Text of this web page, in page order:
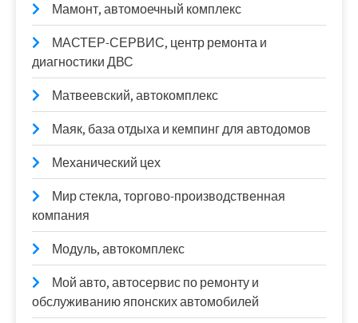
Мамонт, автомоечный комплекс
МАСТЕР-СЕРВИС, центр ремонта и
диагностики ДВС
Матвеевский, автокомплекс
Маяк, база отдыха и кемпинг для автодомов
Механический цех
Мир стекла, торгово-производственная
компания
Модуль, автокомплекс
Мой авто, автосервис по ремонту и
обслуживанию японских автомобилей